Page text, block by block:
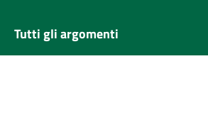
Tutti gli argomenti